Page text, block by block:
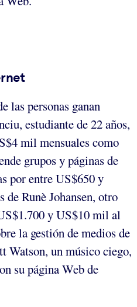
las personas ganan
estudiante de 22 años,
mil mensuales como
grupos y páginas de
por entre US$650 y
Runè Johansen, otro
y US$10 mil al
la gestión de medios de
Watson, un músico ciego,
su página Web de